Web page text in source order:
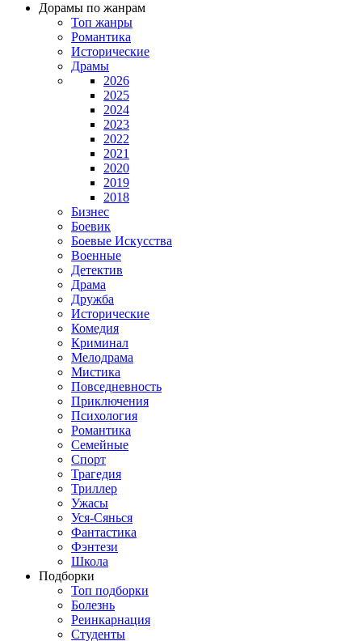
Дорамы по жанрам
Топ жанры
Романтика
Исторические
Драмы
2026
2025
2024
2023
2022
2021
2020
2019
2018
Бизнес
Боевик
Боевые Искусства
Военные
Детектив
Драма
Дружба
Исторические
Комедия
Криминал
Мелодрама
Мистика
Повседневность
Приключения
Психология
Романтика
Семейные
Спорт
Трагедия
Триллер
Ужасы
Уся-Сянься
Фантастика
Фэнтези
Школа
Подборки
Топ подборки
Болезнь
Реинкарнация
Студенты